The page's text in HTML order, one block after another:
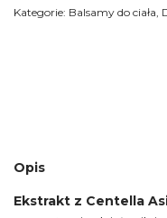
miedzią
Kategorie: Balsamy do ciała
Opis
Ekstrakt z Centella